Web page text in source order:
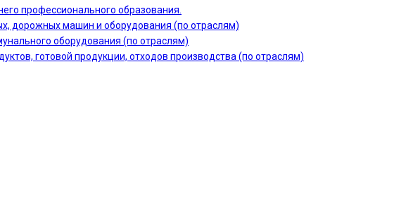
профессионального образования.
дорожных машин и оборудования (по отраслям)
оборудования (по отраслям)
готовой продукции, отходов производства (по отраслям)